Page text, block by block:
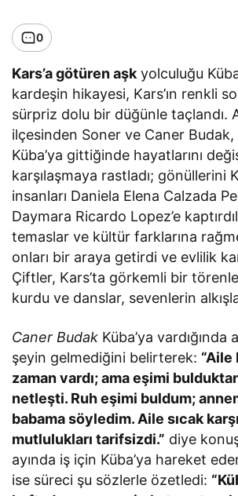
0
Kars’a götüren aşk yolculuğu
kardeşin hikayesi, Kars’ın renkli
sürpriz dolu bir düğünle taçlandı.
ilçesinden Soner ve Caner Budak,
Küba’ya gittiğinde hayatlarını
karşılaşmaya rastladı; gönüllerini
insanları Daniela Elena Calzada
Daymara Ricardo Lopez’e
temaslar ve kültür farklarına
onları bir araya getirdi ve evlilik
Çiftler, Kars’ta görkemli bir törenle
kurdu ve danslar, sevenlerin
Caner Budak Küba’ya vardığında
şeyin gelmediğini belirterek: “Aile
zaman vardı; ama eşimi
netleşti. Ruh eşimi buldum;
babama söyledim. Aile sıcak
mutlulukları tarifsizdi.” diye
ayında iş için Küba’ya hareket
ise süreci şu sözlerle özetledi: